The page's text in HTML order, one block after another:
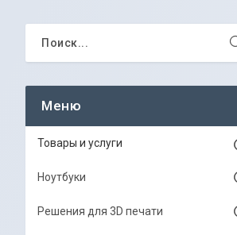
Товары и услуги
Ноутбуки
Решения для 3D печати